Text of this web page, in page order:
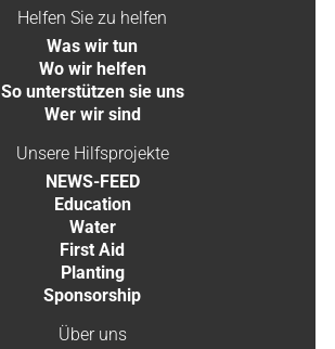
Helfen Sie zu helfen
Was wir tun
Wo wir helfen
So unterstützen sie uns
Wer wir sind
Unsere Hilfsprojekte
NEWS-FEED
Education
Water
First Aid
Planting
Sponsorship
Über uns